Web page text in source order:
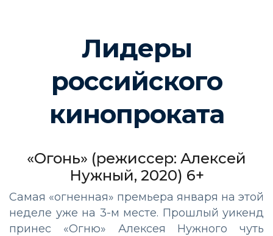
Лидеры
российского
кинопроката
«Огонь» (режиссер: Алексей
Нужный, 2020) 6+
Самая «огненная» премьера января на этой
неделе уже на 3-м месте. Прошлый уикенд
принес «Огню» Алексея Нужного чуть